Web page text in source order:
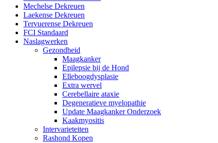
Mechelse Dekreuen
Laekense Dekreuen
Tervuerense Dekreuen
FCI Standaard
Naslagwerken
Gezondheid
Maagkanker
Epilepsie bij de Hond
Elleboogdysplasie
Extra wervel
Cerebellaire ataxie
Degeneratieve myelopathie
Update Maagkanker Onderzoek
Kaakmyositis
Intervarieteiten
Rashond Kopen